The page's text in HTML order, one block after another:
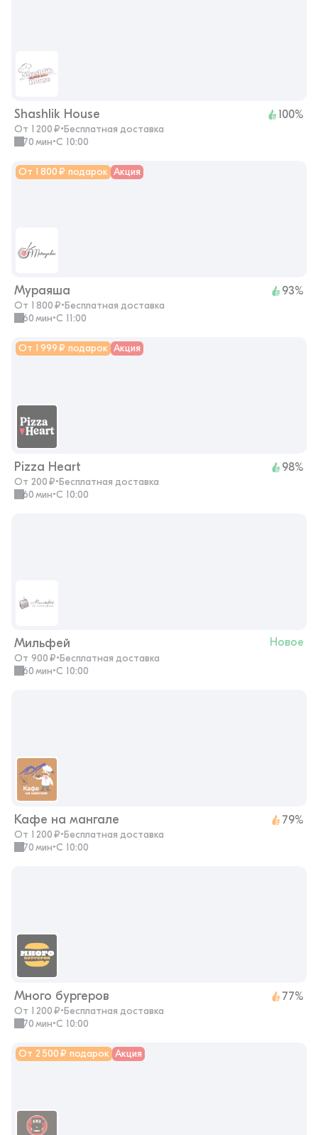
Shashlik House 100%
От 1 200 ₽•Бесплатная доставка
70 мин• с 10:00
От 1 800 ₽ подарок Акция
Мураяша 93%
От 1 800 ₽•Бесплатная доставка
60 мин• с 11:00
От 1 999 ₽ подарок Акция
Pizza Heart 98%
От 200 ₽•Бесплатная доставка
60 мин• с 10:00
Мильфей Новое
От 900 ₽•Бесплатная доставка
60 мин• с 10:00
Кафе на мангале 79%
От 1 200 ₽•Бесплатная доставка
70 мин• с 10:00
Много бургеров 77%
От 1 200 ₽•Бесплатная доставка
70 мин• с 10:00
От 2 500 ₽ подарок Акция